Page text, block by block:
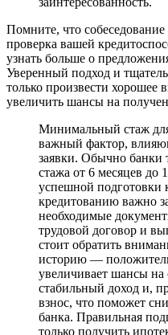
Помните, что собеседование
проверка вашей
узнать больше о
Уверенный подход и
только произвести хорошее
увеличить шансы на
Минимальный стаж
важный фактор,
заявки. Обычно банки
стажа от 6 месяцев до
успешной подготовки
кредитованию важно
необходимые
трудовой договор и
стоит обратить
историю —
увеличивает шансы
стабильный доход и,
взнос, что поможет
банка. Правильная
только получить